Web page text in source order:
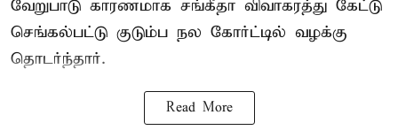
வேறுபாடு காரணமாக சங்கீதா விவாகரத்து கேட்டு
செங்கல்பட்டு குடும்ப நல கோர்ட்டில் வழக்கு
தொடர்ந்தார்.
Read More